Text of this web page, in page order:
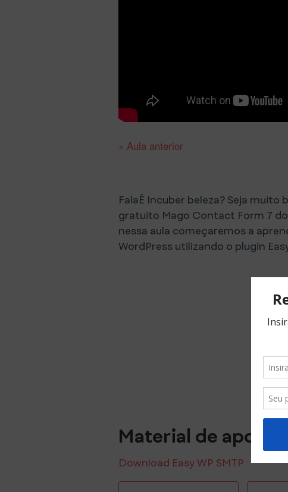
« Aula anterior
FalaÊ Incuber beleza? Seja
gratuito Mago Contact Form 7 do
nessa aula começaremos a
WordPress utilizando o plugin
Material de apoio
Download Easy WP SMTP